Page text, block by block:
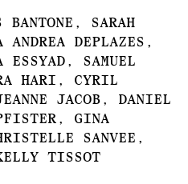
SARAH
DEPLAZES,
SAMUEL
HARI, CYRIL
JACOB, DANIEL
GINA
SANVEE,
TISSOT